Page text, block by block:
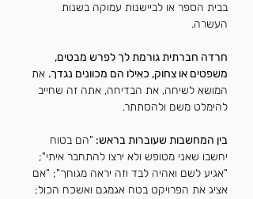
בבית הספר או לביישנות עמוקה בשנות
העשרה.
חרדה חברתית גורמת לך לפרש מבטים,
משפטים או צחוק, כאילו הם מכוונים נגדך. את
המושא לשיחה, את הבדיחה, אתה זה שחייב
להימלט משם ולהסתתר.
בין המחשבות שעוברות בראש: "הם בטוח
יחשבו שאני מטופש ולא ירצו להתחבר איתי";
"אגיע לשם ואהיה לבד וזה יראה מגוחך"; "אם
אציג את הפרויקט בטח אגמגם ואשכח הכול;